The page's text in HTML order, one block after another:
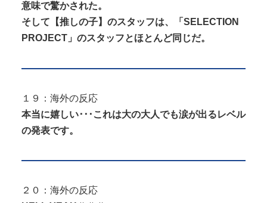
意味で驚かされた。
そして【推しの子】のスタッフは、「SELECTION
PROJECT」のスタッフとほとんど同じだ。
１９：海外の反応
本当に嬉しい･･･これは大の大人でも涙が出るレベル
の発表です。
２０：海外の反応